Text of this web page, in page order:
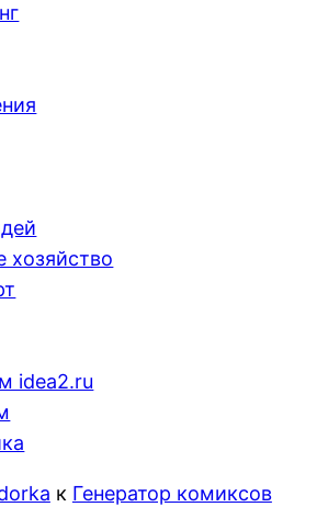
хозяйство
idea2.ru
к Генератор комиксов